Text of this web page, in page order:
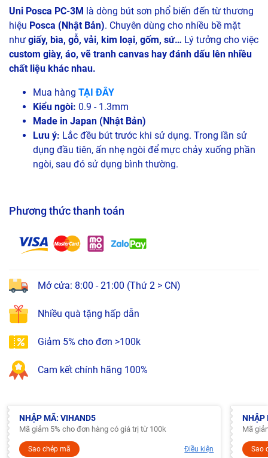
Uni Posca PC-3M
là dòng bút sơn phổ biến đến từ thương
hiệu Posca (Nhật Bản). Chuyên dùng cho nhiều bề mặt
như giấy, bìa, gỗ, vải, kim loại, gốm, sứ… Lý tưởng cho việc
custom giày, áo, vẽ tranh canvas hay đánh dấu lên nhiều
chất liệu khác nhau.
Mua hàng TẠI ĐÂY
Kiểu ngòi: 0.9 - 1.3mm
Made in Japan (Nhật Bản)
Lưu ý: Lắc đều bút trước khi sử dụng. Trong lần sử
dụng đầu tiên, ấn nhẹ ngòi để mực chảy xuống phần
ngòi, sau đó sử dụng bình thường.
Phương thức thanh toán
Mở cửa: 8:00 - 21:00 (Thứ 2 > CN)
Nhiều quà tặng hấp dẫn
Giảm 5% cho đơn >100k
Cam kết chính hãng 100%
NHẬP MÃ: VIHAND5
Mã giảm 5% cho đơn hàng có giá trị từ 100k
Sao chép mã Điều kiện
NHẬP
Mã
Sao